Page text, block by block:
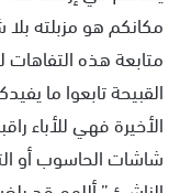
مكانكم هو مزبلته
متابعة هذه
القبيحة تابعوا ما
الأخيرة فهي للأباء
شاشات الحاسوب أو